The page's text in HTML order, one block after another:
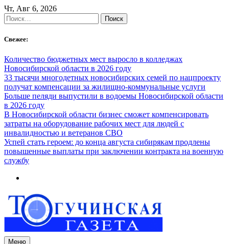
Skip
to
content
Чт, Авг 6, 2026
Найти:
Свежее:
Количество бюджетных мест выросло в колледжах
Новосибирской области в 2026 году
33 тысячи многодетных новосибирских семей по нацпроекту
получат компенсации за жилищно-коммунальные услуги
Больше пеляди выпустили в водоемы Новосибирской области
в 2026 году
В Новосибирской области бизнес сможет компенсировать
затраты на оборудование рабочих мест для людей с
инвалидностью и ветеранов СВО
Успей стать героем: до конца августа сибирякам продлены
повышенные выплаты при заключении контракта на военную
службу
Меню